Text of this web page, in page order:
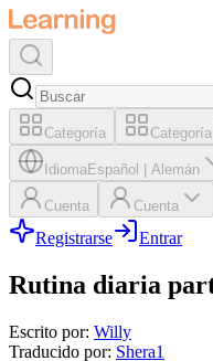
Categoría Categoría
IdiomaEspañol Alemán
Cuenta Cuenta
Registrarse Entrar
Rutina diaria
Escrito por: Willy
Traducido por: Shera1